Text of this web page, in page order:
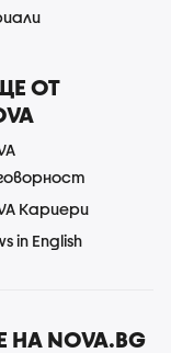
ОТ
Кариери
in English
NOVA.BG